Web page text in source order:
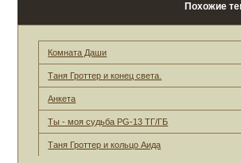
Похожие
Комната Даши
Таня Гроттер и конец света.
Анкета
Ты - моя судьба PG-13 ТГ/ГБ
Таня Гроттер и кольцо Аида